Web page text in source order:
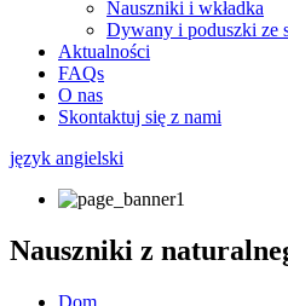
Nauszniki i wkładka
Dywany i poduszki ze
Aktualności
FAQs
O nas
Skontaktuj się z nami
język angielski
Nauszniki z
Dom